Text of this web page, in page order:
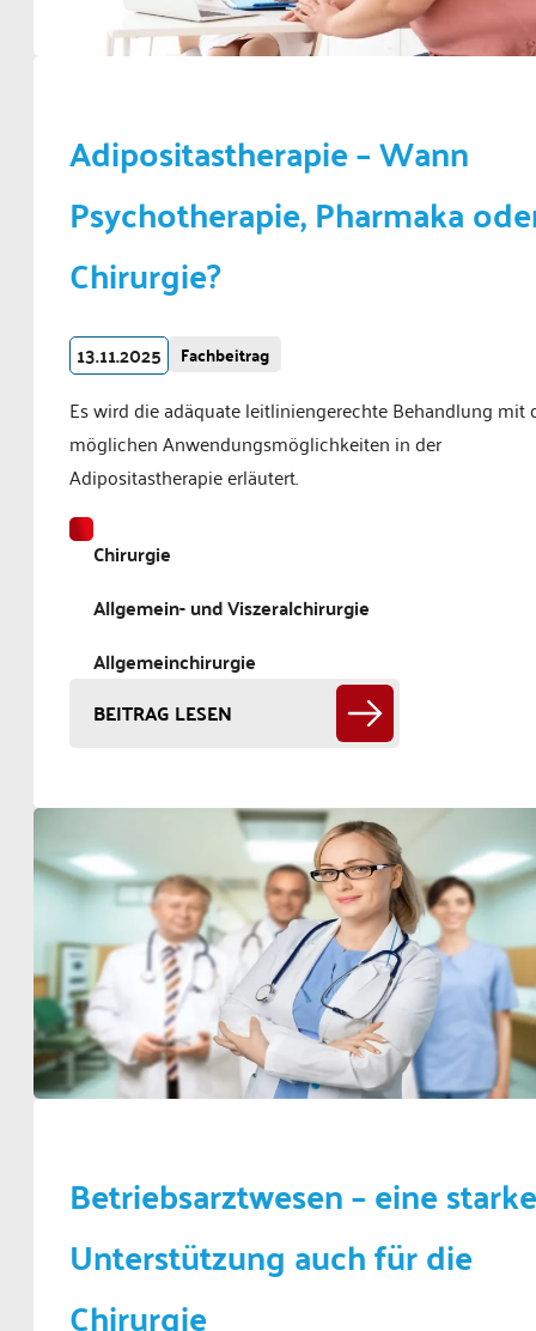
Adipositastherapie – Wann
Psychotherapie, Pharmaka
Chirurgie?
13.11.2025 Fachbeitrag
Es wird die adäquate leitliniengerechte Behandlung mit
möglichen Anwendungsmöglichkeiten in der
Adipositastherapie erläutert.
Chirurgie
Allgemein- und Viszeralchirurgie
Allgemeinchirurgie
BEITRAG LESEN
Betriebsarztwesen – eine starke
Unterstützung auch für die
Chirurgie